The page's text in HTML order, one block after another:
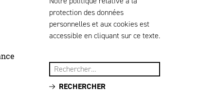
protection des données
personnelles et aux cookies est
accessible en cliquant sur ce texte.